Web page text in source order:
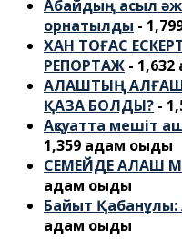
Абайдың асыл
орнатылды -
ХАН ТОҒАС
РЕПОРТАЖ -
АЛАШТЫҢ
ҚАЗА БОЛДЫ? -
Ақсуатта мешіт
1,359 адам оқыды
СЕМЕЙДЕ АЛАШ
адам оқыды
Байыт
адам оқыды